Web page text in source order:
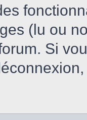
(lu ou
Si